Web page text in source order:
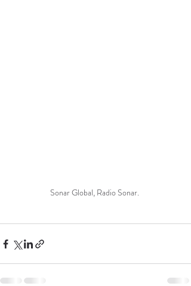
Sonar Global, Radio Sonar.